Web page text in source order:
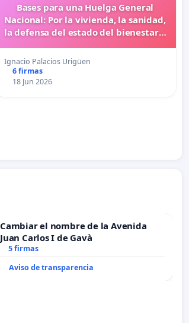
Bases para una Huelga General
Nacional: Por la vivienda, la sanidad,
la defensa del estado del bienestar y
Ignacio Palacios Urigüen
6 firmas
18 Jun 2026
Cambiar el nombre de la Avenida
Juan Carlos I de Gavà
5 firmas
Aviso de transparencia